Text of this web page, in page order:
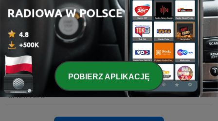
Yapay Zeka Türkiye'de Hangi Partiye Oy Verir?
21 cze 2025
Yapay Zekâya Günah Çıkarmak: Yeni Bir Ritüel Mi?
20 cze 2025
16 - Yapay Zeka ile Zengin Olmak
19 cze 2025
POBIERZ APLIKACJĘ